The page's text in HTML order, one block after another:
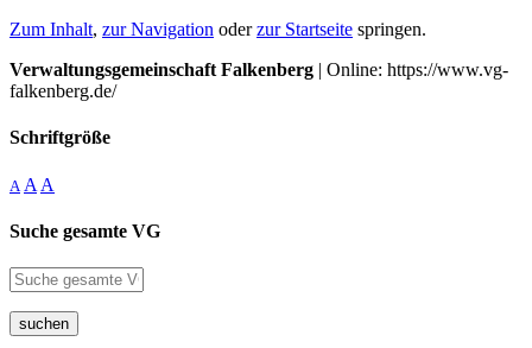
Zum Inhalt, zur Navigation oderzur Startseite springen.
Verwaltungsgemeinschaft Falkenberg | Online: https://www.vg-
falkenberg.de/
Schriftgröße
A A A
Suche gesamte VG
suchen